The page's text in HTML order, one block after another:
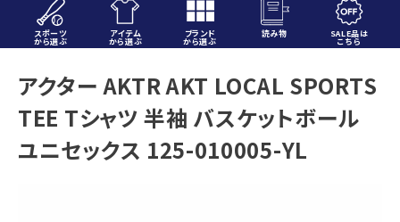
スポーツ
から選ぶ
アイテム
から選ぶ
ブランド
から選ぶ
読み物 SALE品は
こちら
ACCOUNT MENU
ようこそ ゲスト 様
meeting_room ログイン person 会員登録
アクター AKTR AKT LOCAL SPORTS
TEE Tシャツ 半袖 バスケットボール
ユニセックス 125-010005-YL